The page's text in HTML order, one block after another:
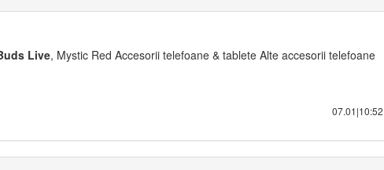
Live, Mystic Red Accesorii telefoane & tablete Alte accesorii telefoane
07.01|10:52